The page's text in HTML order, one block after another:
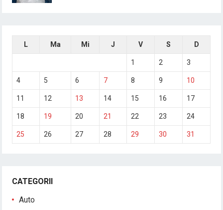
L Ma Mi J V S D
1 2 3
4 5 6 7 8 9 10
11 12 13 14 15 16 17
18 19 20 21 22 23 24
25 26 27 28 29 30 31
CATEGORII
Auto